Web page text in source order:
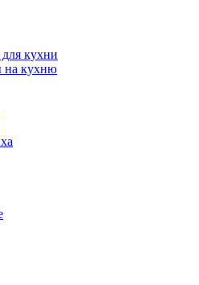
кухни
на кухню